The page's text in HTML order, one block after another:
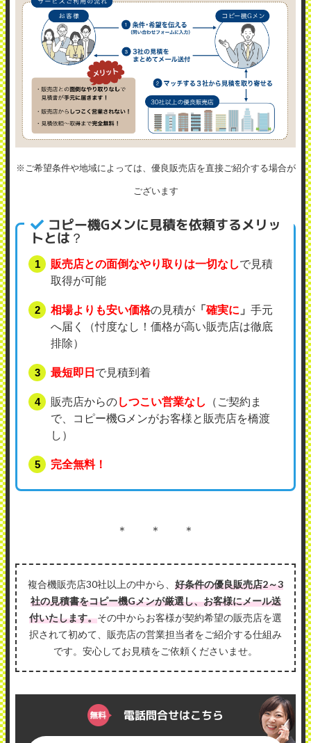
※ご希望条件や地域によっては、優良販売店を直接ご紹介する場合が
ございます
コピー機Gメンに見積を依頼するメリッ
トとは？
販売店との面倒なやり取りは一切なしで見積
取得が可能
相場よりも安い価格の見積が 「確実に 」 手元
へ届く（忖度なし！価格が高い販売店は徹底
排除）
最短即日で見積到着
販売店からのしつこい営業なし
（ご契約ま
で、コピー機Gメンがお客様と販売店を橋渡
し）
完全無料！
＊ ＊ ＊
複合機販売店30社以上の中から、 好条件の優良販売店2～3
社の見積書をコピー機Gメンが厳選し、お客様にメール送
付いたします。その中からお客様が契約希望の販売店を選
択されて初めて、販売店の営業担当者をご紹介する仕組み
です。安心してお見積をご依頼くださいませ。
電話問合せはこちら